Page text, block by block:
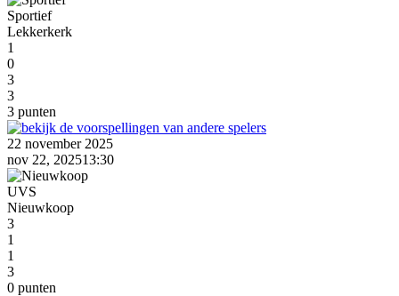
Sportief
Lekkerkerk
1
0
3
3
3 punten
22 november 2025
nov 22, 202513:30
UVS
Nieuwkoop
3
1
1
3
0 punten